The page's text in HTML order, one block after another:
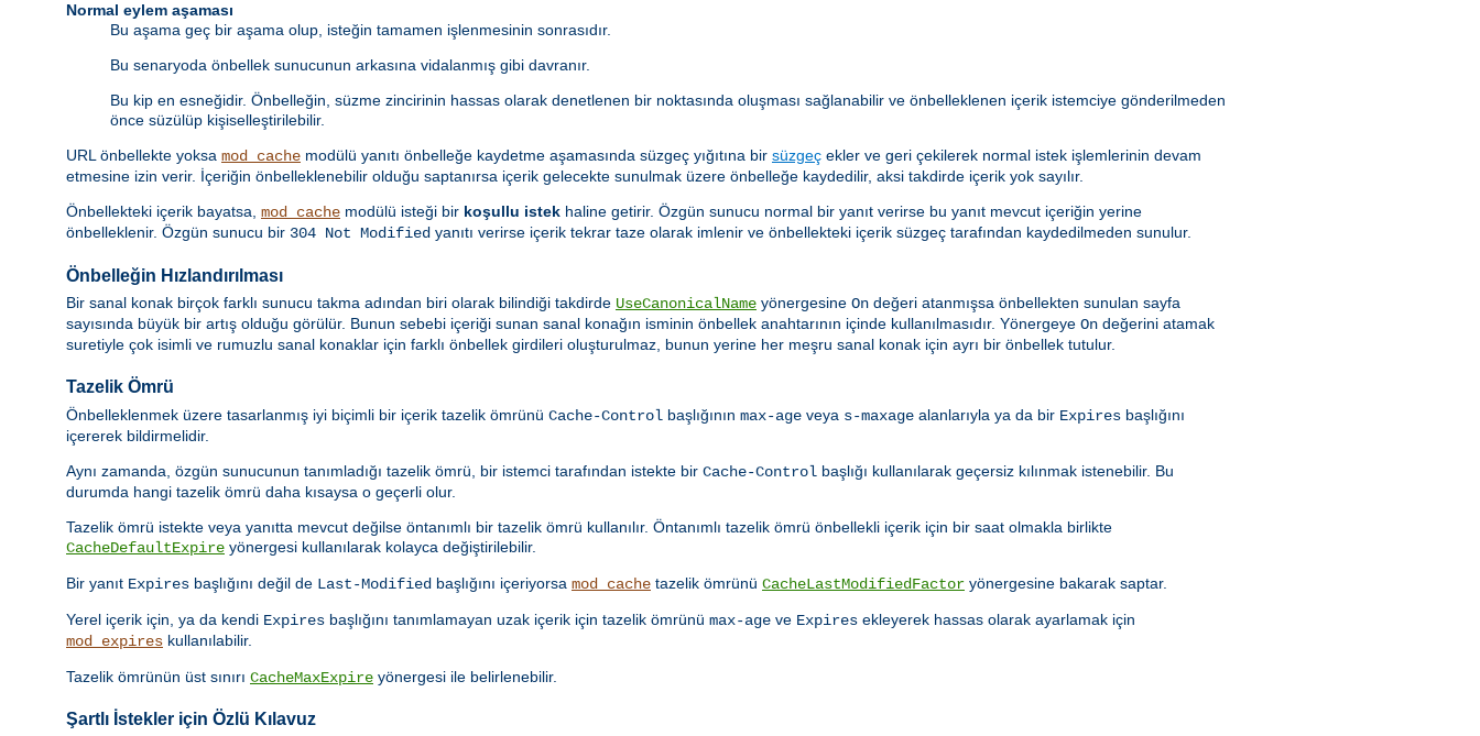
Normal eylem aşaması
Bu aşama geç bir aşama olup, isteğin tamamen işlenmesinin sonrasıdır.
Bu senaryoda önbellek sunucunun arkasına vidalanmış gibi davranır.
Bu kip en esneğidir. Önbelleğin, süzme zincirinin hassas olarak denetlenen bir noktasında oluşması sağlanabilir ve önbelleklenen içerik istemciye gönderilmeden
önce süzülüp kişiselleştirilebilir.
URL önbellekte yoksa mod_cache modülü yanıtı önbelleğe kaydetme aşamasında süzgeç yığıtına bir süzgeç ekler ve geri çekilerek normal istek işlemlerinin devam
etmesine izin verir. İçeriğin önbelleklenebilir olduğu saptanırsa içerik gelecekte sunulmak üzere önbelleğe kaydedilir, aksi takdirde içerik yok sayılır.
Önbellekteki içerik bayatsa, mod_cache modülü isteği bir koşullu istek haline getirir. Özgün sunucu normal bir yanıt verirse bu yanıt mevcut içeriğin yerine
önbelleklenir. Özgün sunucu bir 304 Not Modified yanıtı verirse içerik tekrar taze olarak imlenir ve önbellekteki içerik süzgeç tarafından kaydedilmeden sunulur.
Önbelleğin Hızlandırılması
Bir sanal konak birçok farklı sunucu takma adından biri olarak bilindiği takdirde UseCanonicalName yönergesine On değeri atanmışsa önbellekten sunulan sayfa
sayısında büyük bir artış olduğu görülür. Bunun sebebi içeriği sunan sanal konağın isminin önbellek anahtarının içinde kullanılmasıdır. Yönergeye On değerini atamak
suretiyle çok isimli ve rumuzlu sanal konaklar için farklı önbellek girdileri oluşturulmaz, bunun yerine her meşru sanal konak için ayrı bir önbellek tutulur.
Tazelik Ömrü
Önbelleklenmek üzere tasarlanmış iyi biçimli bir içerik tazelik ömrünü Cache-Control başlığının max-age veya s-maxage alanlarıyla ya da bir Expires başlığını
içererek bildirmelidir.
Aynı zamanda, özgün sunucunun tanımladığı tazelik ömrü, bir istemci tarafından istekte bir Cache-Control başlığı kullanılarak geçersiz kılınmak istenebilir. Bu
durumda hangi tazelik ömrü daha kısaysa o geçerli olur.
Tazelik ömrü istekte veya yanıtta mevcut değilse öntanımlı bir tazelik ömrü kullanılır. Öntanımlı tazelik ömrü önbellekli içerik için bir saat olmakla birlikte
CacheDefaultExpire yönergesi kullanılarak kolayca değiştirilebilir.
Bir yanıt Expires başlığını değil de Last-Modified başlığını içeriyorsa mod_cache tazelik ömrünü CacheLastModifiedFactor yönergesine bakarak saptar.
Yerel içerik için, ya da kendi Expires başlığını tanımlamayan uzak içerik için tazelik ömrünü max-age ve Expires ekleyerek hassas olarak ayarlamak için
mod_expires kullanılabilir.
Tazelik ömrünün üst sınırı CacheMaxExpire yönergesi ile belirlenebilir.
Şartlı İstekler için Özlü Kılavuz